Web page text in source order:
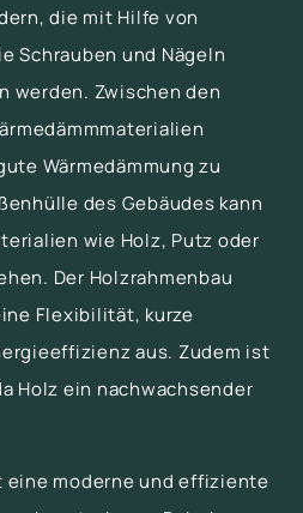
die mit Hilfe von
Schrauben und Nägeln
werden. Zwischen den
Wärmedämmung zu
des Gebäudes kann
wie Holz, Putz oder
Der Holzrahmenbau
Flexibilität, kurze
aus. Zudem ist
Holz ein nachwachsender
eine moderne und effiziente